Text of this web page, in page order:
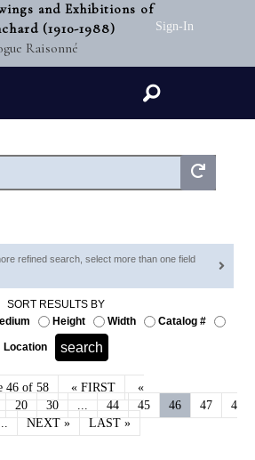
and Exhibitions of
(1910-1988)
Raisonné
Sign-In
Search
refined search, select more than one field
SORT RESULTS BY
Height Width Catalog #
Location
46 of 58 « FIRST
«
20 30 ... 44 45 46 47
4
NEXT » LAST »